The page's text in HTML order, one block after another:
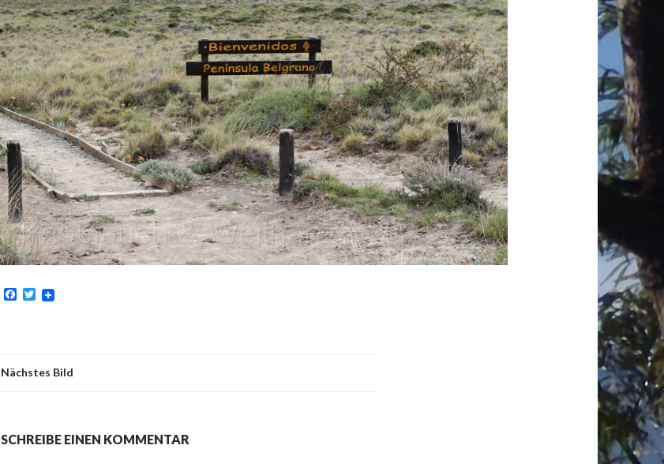
F
o
o
T
e
r
Nächstes Bild
SCHREIBE EINEN KOMMENTAR